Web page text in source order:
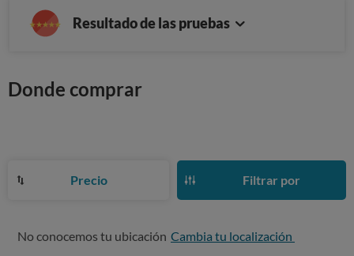
Resultado de las pruebas
Donde comprar
Precio Filtrar por
No conocemos tu ubicación Cambia tu localización